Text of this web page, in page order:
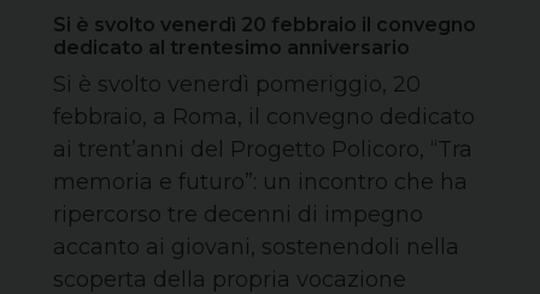
Si è svolto venerdì 20 febbraio il convegno
dedicato al trentesimo anniversario
Si è svolto venerdì pomeriggio, 20
febbraio, a Roma, il convegno dedicato
ai trent’anni del Progetto Policoro, “Tra
memoria e futuro”: un incontro che ha
ripercorso tre decenni di impegno
accanto ai giovani, sostenendoli nella
scoperta della propria vocazione